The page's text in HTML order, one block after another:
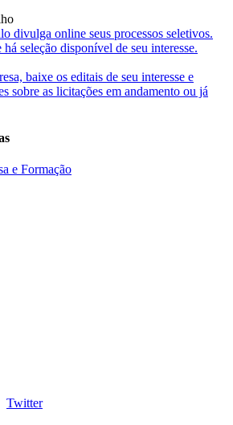
divulga online seus processos seletivos.
seleção disponível de seu interesse.
baixe os editais de seu interesse e
sobre as licitações em andamento ou já
e Formação
Twitter